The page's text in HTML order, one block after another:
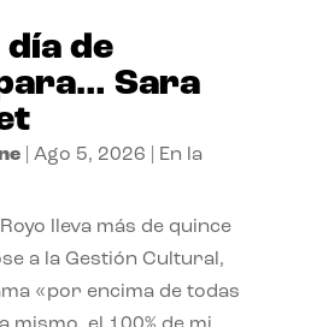
día de
Sara
| Ago 5, 2026
En la
lleva más de quince
a la Gestión Cultural,
«por encima de todas